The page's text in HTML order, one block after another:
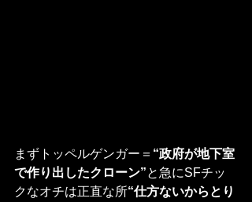
まずトッペルゲンガー＝ “政府が地下室
で作り出したクローン”と急にSFチッ
クなオチは正直な所“仕方ないからとり